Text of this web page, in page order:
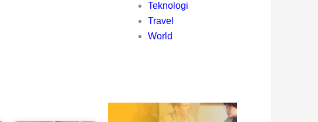
Teknologi
Travel
World